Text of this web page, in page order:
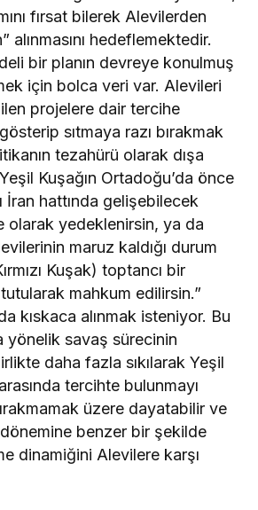
fırsat bilerek Alevilerden
alınmasını hedeflemektedir.
bir planın devreye konulmuş
için bolca veri var. Alevileri
projelere dair tercihe
sıtmaya razı bırakmak
tezahürü olarak dışa
Kuşağın Ortadoğu’da önce
İran hattında gelişebilecek
olarak yedeklenirsin, ya da
maruz kaldığı durum
Kuşak) toptancı bir
mahkum edilirsin.”
kıskaca alınmak isteniyor. Bu
yönelik savaş sürecinin
daha fazla sıkılarak Yeşil
tercihte bulunmayı
üzere dayatabilir ve
benzer bir şekilde
dinamiğini Alevilere karşı